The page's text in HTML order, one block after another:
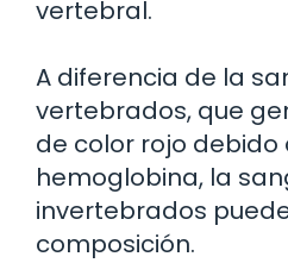
vertebral.
A diferencia de la
vertebrados, que
de color rojo
hemoglobina, la
invertebrados
composición.